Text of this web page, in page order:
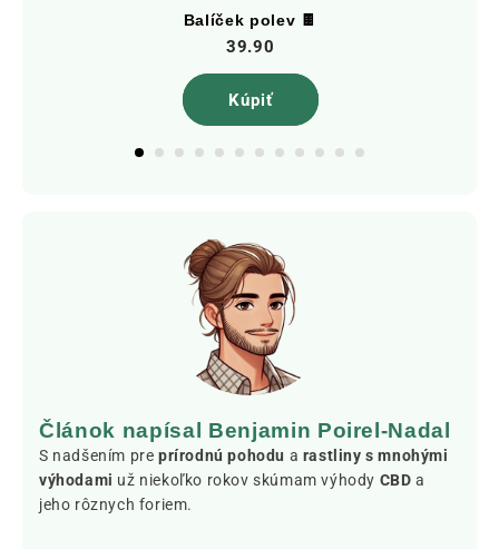
Balíček polev 🍫
39.90
Kúpiť
Článok napísal Benjamin Poirel-Nadal
S nadšením pre prírodnú pohodu a rastliny s mnohými
výhodami už niekoľko rokov skúmam výhody CBD a
jeho rôznych foriem.